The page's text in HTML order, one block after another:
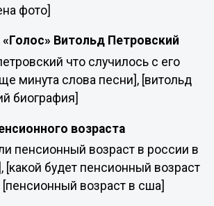
фото]
Витольд Петровский
что случилось с его
минута слова песни], [витольд
биография]
возраста
пенсионный возраст в россии в
[какой будет пенсионный возраст
[пенсионный возраст в сша]